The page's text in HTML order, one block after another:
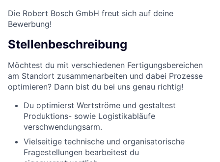
Die Robert Bosch GmbH freut sich auf deine
Bewerbung!
Stellenbeschreibung
Möchtest du mit verschiedenen Fertigungsbereichen
am Standort zusammenarbeiten und dabei Prozesse
optimieren? Dann bist du bei uns genau richtig!
Du optimierst Wertströme und gestaltest
Produktions- sowie Logistikabläufe
verschwendungsarm.
Vielseitige technische und organisatorische
Fragestellungen bearbeitest du